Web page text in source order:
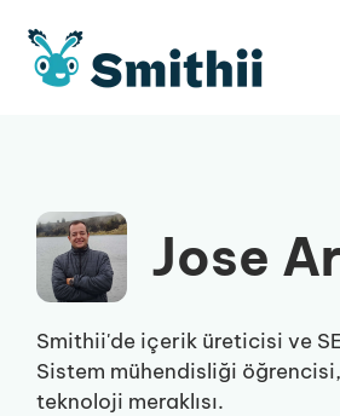
atla
Jose
Smithii'de içerik üreticisi ve
Sistem mühendisliği
teknoloji meraklısı.